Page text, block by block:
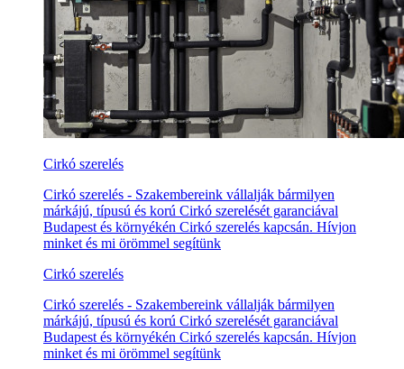
Cirkó szerelés
Cirkó szerelés - Szakembereink vállalják bármilyen
márkájú, típusú és korú Cirkó szerelését garanciával
Budapest és környékén Cirkó szerelés kapcsán. Hívjon
minket és mi örömmel segítünk
Cirkó szerelés
Cirkó szerelés - Szakembereink vállalják bármilyen
márkájú, típusú és korú Cirkó szerelését garanciával
Budapest és környékén Cirkó szerelés kapcsán. Hívjon
minket és mi örömmel segítünk